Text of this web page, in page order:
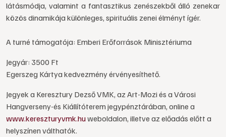
látásmódja, valamint a fantasztikus zenészekből álló zenekar
közös dinamikája különleges, spirituális zenei élményt ígér.
A turné támogatója: Emberi Erőforrások Minisztériuma
Jegyár: 3500 Ft
Egerszeg Kártya kedvezmény érvényesíthető.
Jegyek a Keresztury Dezső VMK, az Art-Mozi és a Városi
Hangverseny-és Kiállítóterem jegypénztárában, online a
www.kereszturyvmk.huweboldalon, illetve az előadás előtt a
helyszínen válthatók.